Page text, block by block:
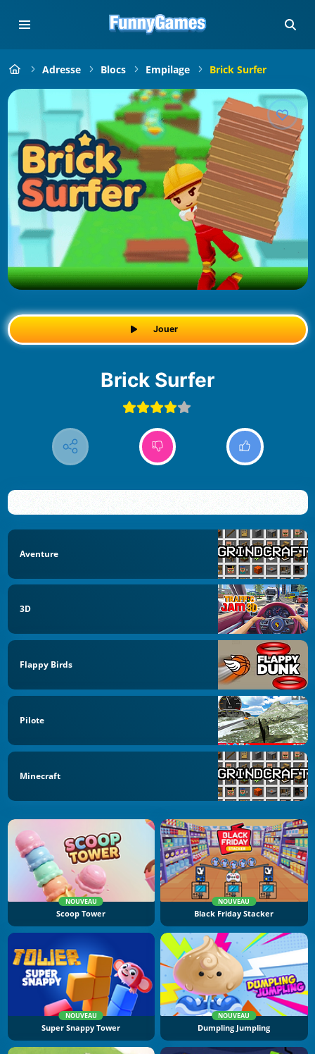
Adresse Blocs Empilage Brick Surfer
Jouer
Brick Surfer
Aventure
3D
Flappy Birds
Pilote
Minecraft
NOUVEAU
Scoop Tower
NOUVEAU
Black Friday Stacker
NOUVEAU
Super Snappy Tower
NOUVEAU
Dumpling Jumpling